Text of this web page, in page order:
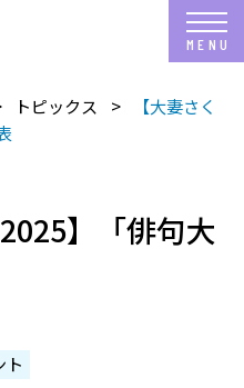
トピックス
【大妻さく
】「俳句大
ト